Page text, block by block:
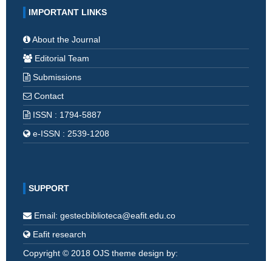
IMPORTANT LINKS
About the Journal
Editorial Team
Submissions
Contact
ISSN : 1794-5887
e-ISSN : 2539-1208
SUPPORT
Email: gestecbiblioteca@eafit.edu.co
Eafit research
Copyright © 2018 OJS theme design by: